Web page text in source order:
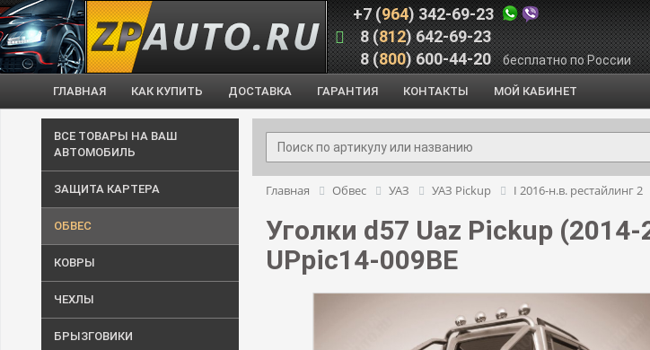
+7 (964) 342-69-23
8 (812) 642-69-23
8 (800) 600-44-20 бесплатно по России
ГЛАВНАЯ КАК КУПИТЬ ДОСТАВКА ГАРАНТИЯ КОНТАКТЫ МОЙ КАБИНЕТ
ВСЕ ТОВАРЫ НА ВАШ
АВТОМОБИЛЬ
ЗАЩИТА КАРТЕРА
ОБВЕС
КОВРЫ
ЧЕХЛЫ
БРЫЗГОВИКИ
Главная Обвес УАЗ УАЗ Pickup I 2016-н.в. рестайлинг 2
Уголки d57 Uaz Pickup
UPpic14-009BE